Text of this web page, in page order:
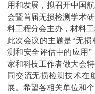
用和发展，拟召开中国
会暨首届无损检测学术
料工程分会主办，材料
此次会议的主题是“无
测和安全评估中的应用
家和科技工作者做大会
同交流无损检测技术在
展。希望各相关单位和